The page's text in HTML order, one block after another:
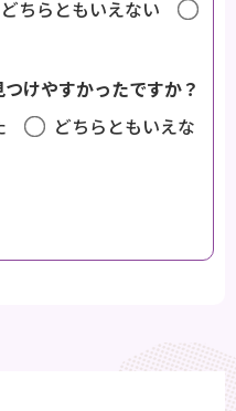
どちらともいえない
けやすかったですか？
どちらともいえな